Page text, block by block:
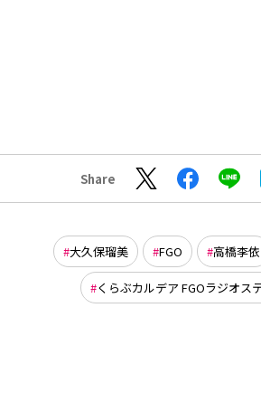
Share
大久保瑠美 FGO 高橋李依
くらぶカルデア FGOラジオス